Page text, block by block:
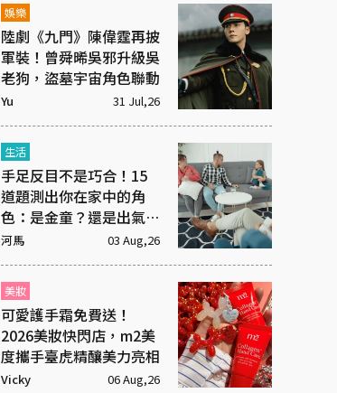
娛樂
陸劇《九門》陳偉霆再披
軍裝！曾舜晞吳邪升級吳
老狗，盜墓宇宙角色聯動
Yu 31 Jul,26
生活
手足反目不是巧合！15
道題測出你在家中的角
色：是金童？還是出氣
筒？
河馬 03 Aug,26
美妝
可愛護手霜免費送！
2026美妝快閃店，m2美
度攜手臺虎精釀美力亮相
Vicky 06 Aug,26